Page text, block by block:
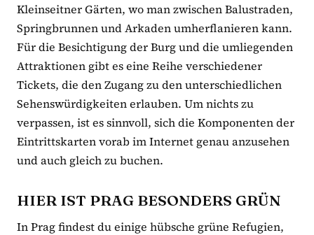
Kleinseitner Gärten, wo man zwischen Balustraden,
Springbrunnen und Arkaden umherflanieren kann.
Für die Besichtigung der Burg und die umliegenden
Attraktionen gibt es eine Reihe verschiedener
Tickets, die den Zugang zu den unterschiedlichen
Sehenswürdigkeiten erlauben. Um nichts zu
verpassen, ist es sinnvoll, sich die Komponenten der
Eintrittskarten vorab im Internet genau anzusehen
und auch gleich zu buchen.
HIER IST PRAG BESONDERS GRÜN
In Prag findest du einige hübsche grüne Refugien,